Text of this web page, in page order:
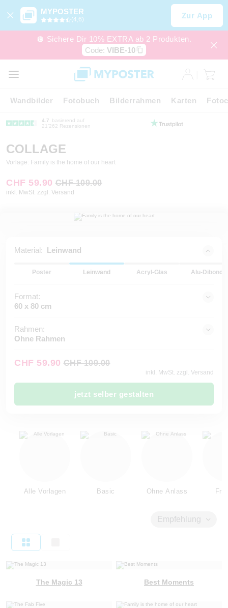
MYPOSTER
(4,6) Zur App
🪩 Sichere Dir 10% EXTRA ab 2 Produkten.
Code: VIBE-10
Wandbilder Fotobuch Bilderrahmen Karten
4.7
basierend auf
21’262 Rezensionen
COLLAGE
Vorlage: Family is the home of our heart
CHF 59.90 CHF 109.00
inkl. MwSt. zzgl. Versand
Material: Leinwand
Poster Leinwand Acryl-Glas Alu-Dibond
Format:
60 x 80 cm
Rahmen:
Ohne Rahmen
CHF 59.90 CHF 109.00
inkl. MwSt. zzgl. Versand
jetzt selber gestalten
Alle Vorlagen Basic Ohne Anlass
Empfehlung
The Magic 13 Best Moments